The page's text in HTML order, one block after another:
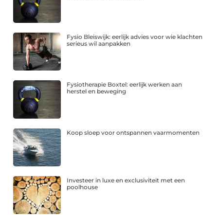
Fysio Bleiswijk: eerlijk advies voor wie klachten
serieus wil aanpakken
Fysiotherapie Boxtel: eerlijk werken aan
herstel en beweging
Koop sloep voor ontspannen vaarmomenten
Investeer in luxe en exclusiviteit met een
poolhouse